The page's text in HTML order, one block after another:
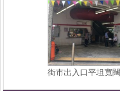
街市出入口平坦寬闊